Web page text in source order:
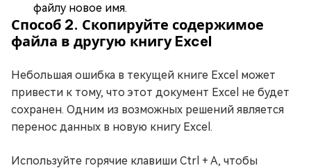
файлу новое имя.
Способ 2. Скопируйте содержимое
файла в другую книгу Excel
Небольшая ошибка в текущей книге Excel может
привести к тому, что этот документ Excel не будет
сохранен. Одним из возможных решений является
перенос данных в новую книгу Excel.
Используйте горячие клавиши Ctrl + A, чтобы